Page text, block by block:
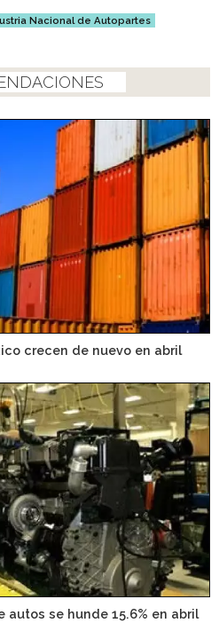
Nacional de Autopartes
crecen de nuevo en abril
autos se hunde 15.6% en abril